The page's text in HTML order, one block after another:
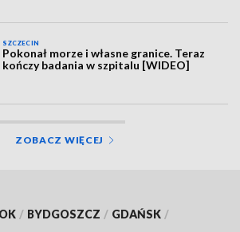
SZCZECIN
Pokonał morze i własne granice. Teraz
kończy badania w szpitalu [WIDEO]
ZOBACZ WIĘCEJ
/ BYDGOSZCZ / GDAŃSK /